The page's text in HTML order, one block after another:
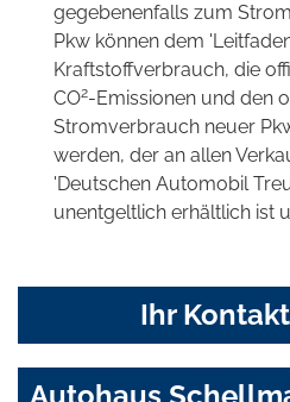
gegebenenfalls zum
Pkw können dem
Kraftstoffverbrauch, die
CO2-Emissionen und den
Stromverbrauch neuer
werden, der an allen
'Deutschen Automobil
unentgeltlich erhältlich ist
Ihr